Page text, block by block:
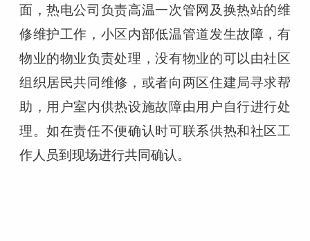
面，热电公司负责高温一次管网及换热站的维
修维护工作，小区内部低温管道发生故障，有
物业的物业负责处理，没有物业的可以由社区
组织居民共同维修，或者向两区住建局寻求帮
助，用户室内供热设施故障由用户自行进行处
理。如在责任不便确认时可联系供热和社区工
作人员到现场进行共同确认。